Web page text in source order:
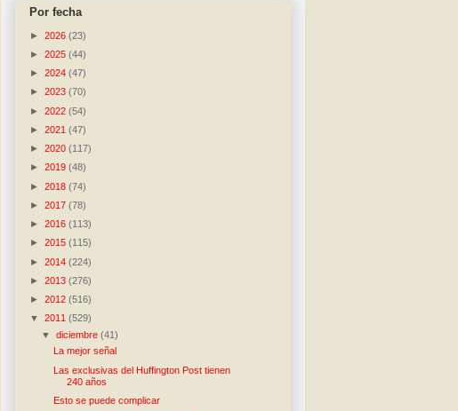
Por fecha
► 2026 (23)
► 2025 (44)
► 2024 (47)
► 2023 (70)
► 2022 (54)
► 2021 (47)
► 2020 (117)
► 2019 (48)
► 2018 (74)
► 2017 (78)
► 2016 (113)
► 2015 (115)
► 2014 (224)
► 2013 (276)
► 2012 (516)
▼ 2011 (529)
▼diciembre(41)
La mejor señal
Las exclusivas del Huffington Post tienen
240 años
Esto se puede complicar